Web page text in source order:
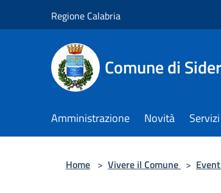
Regione Calabria
Comune di
Amministrazione Novità Servizi
Home > Vivere il Comune >